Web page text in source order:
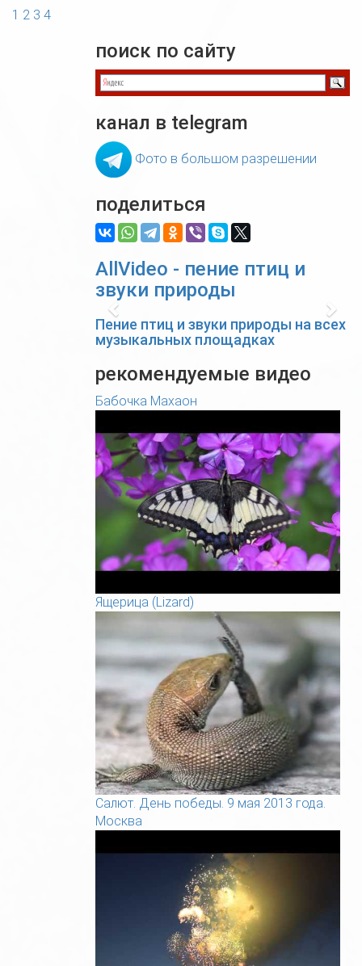
1 2 3 4
поиск по сайту
канал в telegram
Фото в большом разрешении
поделиться
AllVideo - пение птиц и
звуки природы
Previous
Пение птиц и звуки природы на всех
музыкальных площадках
рекомендуемые видео
Бабочка Махаон
Ящерица (Lizard)
Салют. День победы. 9 мая 2013 года.
Москва